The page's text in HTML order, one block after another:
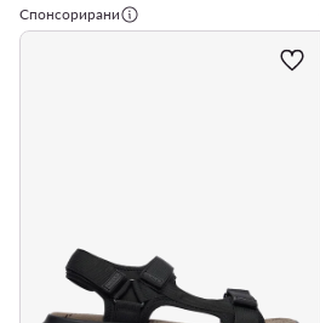
Спонсорирани